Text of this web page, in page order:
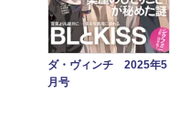
ダ・ヴィンチ 2025年5
月号